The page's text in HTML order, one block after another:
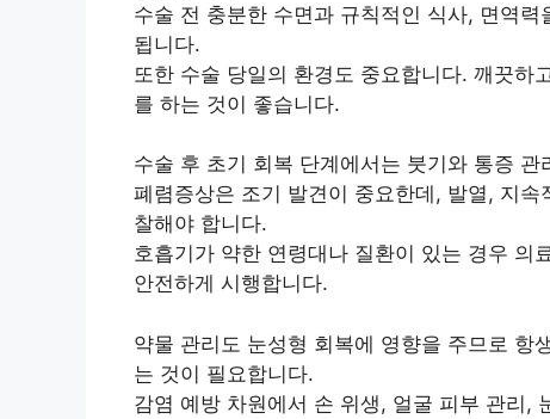
수술 전 충분한 수면과 규칙적인 식사, 면역
됩니다.
또한 수술 당일의 환경도 중요합니다. 깨끗하
를 하는 것이 좋습니다.
수술 후 초기 회복 단계에서는 붓기와 통증
폐렴증상은 조기 발견이 중요한데, 발열, 지
찰해야 합니다.
호흡기가 약한 연령대나 질환이 있는 경우 의
안전하게 시행합니다.
약물 관리도 눈성형 회복에 영향을 주므로 항
는 것이 필요합니다.
감염 예방 차원에서 손 위생, 얼굴 피부 관리,